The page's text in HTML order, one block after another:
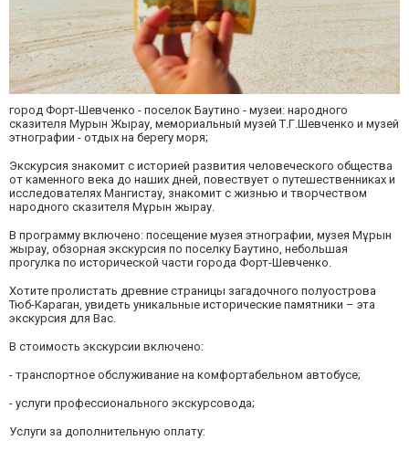
город Форт-Шевченко - поселок Баутино - музеи: народного
сказителя Мурын Жырау, мемориальный музей Т.Г.Шевченко и музей
этнографии - отдых на берегу моря;
Экскурсия знакомит с историей развития человеческого общества
от каменного века до наших дней, повествует о путешественниках и
исследователях Мангистау, знакомит с жизнью и творчеством
народного сказителя Мұрын жырау.
В программу включено: посещение музея этнографии, музея Мұрын
жырау, обзорная экскурсия по поселку Баутино, небольшая
прогулка по исторической части города Форт-Шевченко.
Хотите пролистать древние страницы загадочного полуострова
Тюб-Караган, увидеть уникальные исторические памятники – эта
экскурсия для Вас.
В стоимость экскурсии включено:
- транспортное обслуживание на комфортабельном автобусе;
- услуги профессионального экскурсовода;
Услуги за дополнительную оплату: